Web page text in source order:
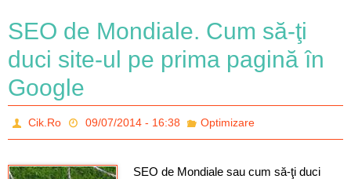
SEO de Mondiale. Cum să-ţi
duci site-ul pe prima pagină în
Google
Cik.Ro 09/07/2014 - 16:38 Optimizare
SEO de Mondiale sau cum să-ţi duci